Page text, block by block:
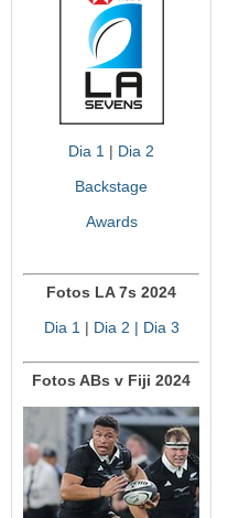
Dia 1 | Dia 2
Backstage
Awards
Fotos LA 7s 2024
Dia 1 | Dia 2 | Dia 3
Fotos ABs v Fiji 2024